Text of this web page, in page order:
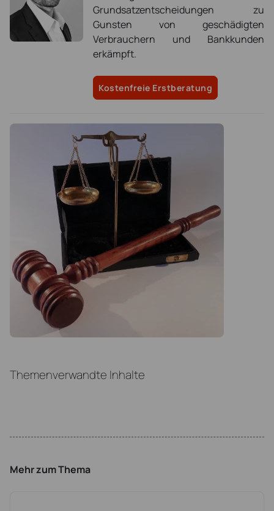
Grundsatzentscheidungen zu
Gunsten von geschädigten
Verbrauchern und Bankkunden
erkämpft.
Kostenfreie Erstberatung
Themenverwandte Inhalte
Mehr zum Thema